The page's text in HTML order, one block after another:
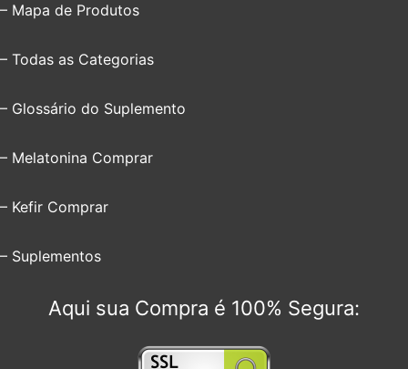
– Mapa de Produtos
– Todas as Categorias
– Glossário do Suplemento
– Melatonina Comprar
– Kefir Comprar
– Suplementos
Aqui sua Compra é 100% Segura: